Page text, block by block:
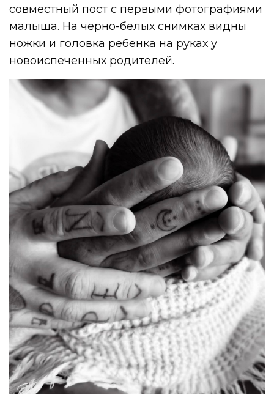
совместный пост с первыми фотографиями
малыша. На черно-белых снимках видны
ножки и головка ребенка на руках у
новоиспеченных родителей.